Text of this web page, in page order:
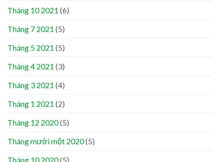
Tháng 10 2021 (6)
Tháng 7 2021 (5)
Tháng 5 2021 (5)
Tháng 4 2021 (3)
Tháng 3 2021 (4)
Tháng 1 2021 (2)
Tháng 12 2020(5)
Tháng mười một 2020(5)
Tháng 10 2020(5)